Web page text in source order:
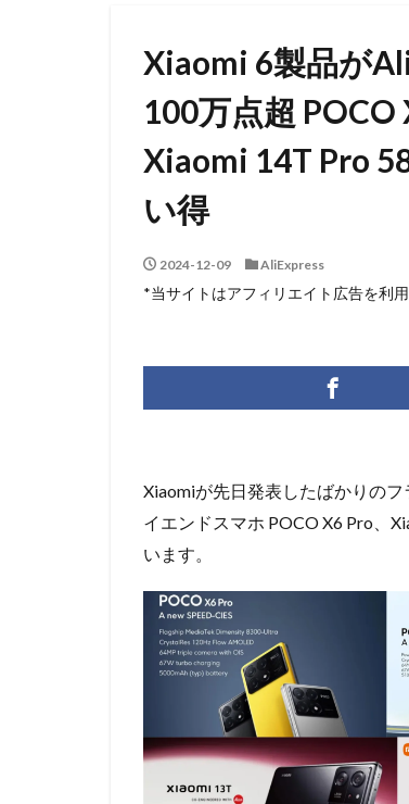
Xiaomi 6製品が
100万点超
Xiaomi 14T Pro
い得
2024-12-09 AliExpress
*当サイトはアフィリエイト広告を利用
Xiaomiが先日発表したばかりの
イエンドスマホ POCO X6 Pro、
います。